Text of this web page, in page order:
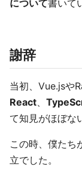
について書いて
謝辞
当初、Vue.jsや
React、
て知見がほぼな
この時、僕たち
立でした。